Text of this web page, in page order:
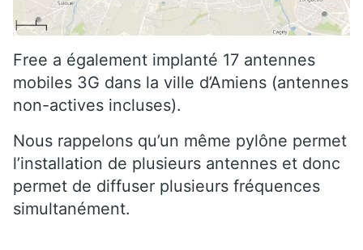
Free a également implanté 17 antennes
mobiles 3G dans la ville d’Amiens (antennes
non-actives incluses).
Nous rappelons qu’un même pylône permet
l’installation de plusieurs antennes et donc
permet de diffuser plusieurs fréquences
simultanément.